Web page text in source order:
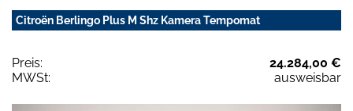
Citroën Berlingo Plus M Shz Kamera Tempomat
Preis:
24.284,00 €
MWSt:
ausweisbar